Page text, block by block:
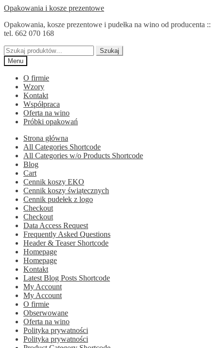
Przejdź
nawigacji
Przejdź
treści
Opakowania i kosze prezentowe
Opakowania, kosze prezentowe i pudełka na wino od producenta ::
tel. 662 070 168
Szukaj:
Szukaj
Menu
O firmie
Wzory
Kontakt
Współpraca
Oferta na wino
Próbki opakowań
Strona główna
All Categories Shortcode
All Categories w/o Products Shortcode
Blog
Cart
Cennik koszy EKO
Cennik koszy świątecznych
Cennik pudełek z logo
Checkout
Checkout
Data Access Request
Frequently Asked Questions
Header & Teaser Shortcode
Homepage
Homepage
Kontakt
Latest Blog Posts Shortcode
My Account
My Account
O firmie
Obserwowane
Oferta na wino
Polityka prywatności
Polityka prywatności